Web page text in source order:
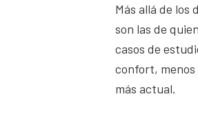
Más allá de los
son las de
casos de
confort, menos
más actual.